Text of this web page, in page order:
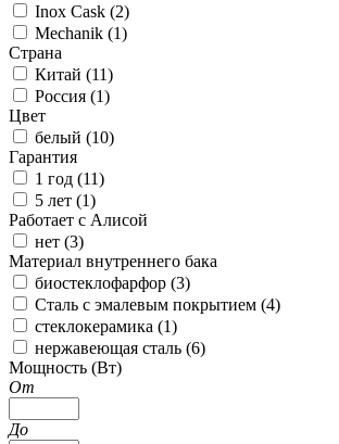
Inox Cask (2)
Mechanik (1)
Страна
Китай (11)
Россия (1)
Цвет
белый (10)
Гарантия
1 год (11)
5 лет (1)
Работает с Алисой
нет (3)
Материал внутреннего бака
биостеклофарфор (3)
Сталь с эмалевым покрытием (4)
стеклокерамика (1)
нержавеющая сталь (6)
Мощность (Вт)
От
До